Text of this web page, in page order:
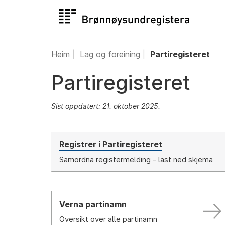
Heim Lag og foreining Partiregisteret
Partiregisteret
Sist oppdatert: 21. oktober 2025.
Registrer i Partiregisteret
Samordna registermelding - last ned skjema
Verna partinamn
Oversikt over alle partinamn